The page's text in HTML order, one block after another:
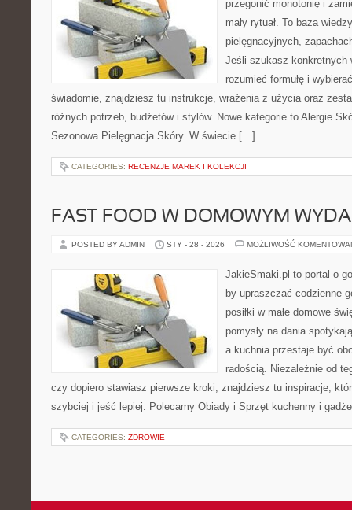
przegonić monotonię i
mały rytuał. To baza
pielęgnacyjnych,
Jeśli szukasz konkretnych
rozumieć formułę i
świadomie, znajdziesz tu instrukcje, wrażenia z użycia oraz
różnych potrzeb, budżetów i stylów. Nowe kategorie to Alergie
Sezonowa Pielęgnacja Skóry. W świecie […]
CATEGORIES: RECENZJE MAREK I KOLEKCJI
FAST FOOD W DOMOWYM
POSTED BY ADMIN STY - 28 - 2026 MOŻLIWOŚĆ
JakieSmaki.pl to portal o
by upraszczać codzienne
posiłki w małe domowe
pomysły na dania
a kuchnia przestaje być
radością. Niezależnie od
czy dopiero stawiasz pierwsze kroki, znajdziesz tu inspiracje,
szybciej i jeść lepiej. Polecamy Obiady i Sprzęt kuchenny i
CATEGORIES: ZDROWIE